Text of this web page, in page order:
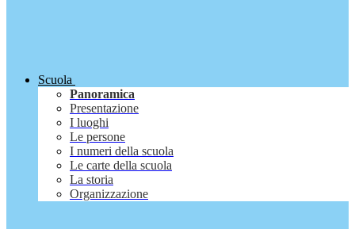
Scuola
Panoramica
Presentazione
I luoghi
Le persone
I numeri della scuola
Le carte della scuola
La storia
Organizzazione